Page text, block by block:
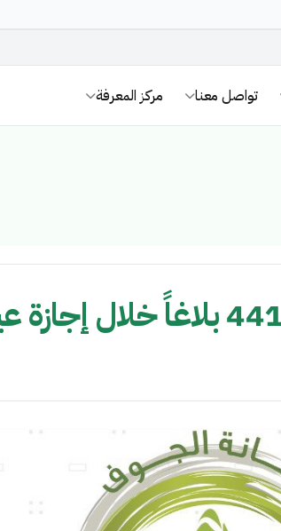
تواصل معنا مركز المعرفة